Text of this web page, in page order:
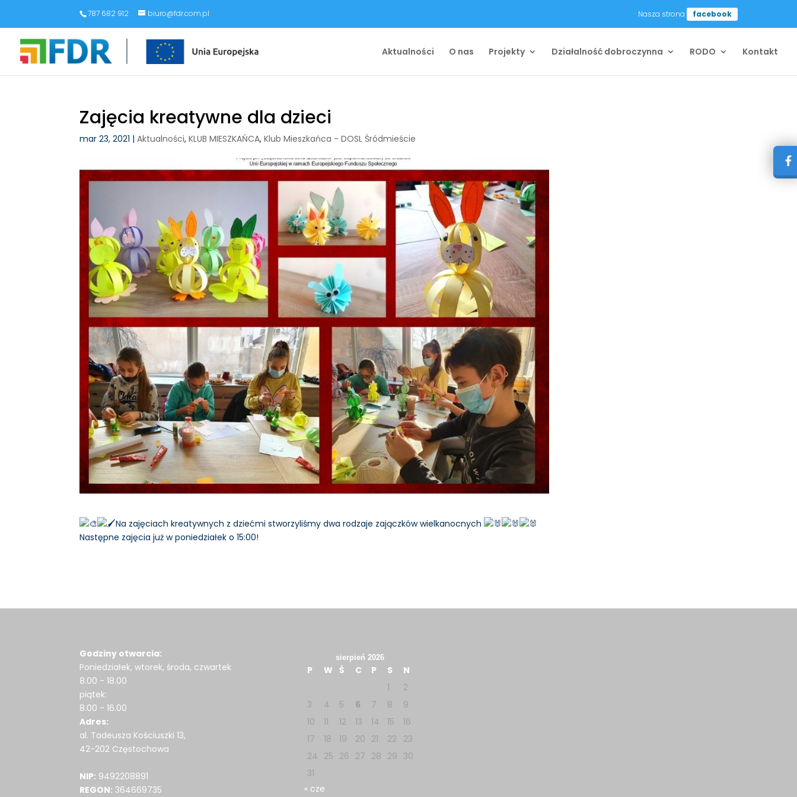
787 682 912 biuro@fdr.com.pl Nasza strona facebook
Aktualności O nas Projekty Działalność dobroczynna RODO Kontakt
Zajęcia kreatywne dla dzieci
mar 23, 2021 |Aktualności,KLUB MIESZKAŃCA,Klub Mieszkańca - DOSL Śródmieście
Na zajęciach kreatywnych z dziećmi stworzyliśmy dwa rodzaje zajączków wielkanocnych
Następne zajęcia już w poniedziałek o 15:00!
Godziny otwarcia:
Poniedziałek, wtorek, środa, czwartek
8.00 - 18.00
piątek:
8.00 - 16.00
Adres:
al. Tadeusza Kościuszki 13,
42-202 Częstochowa
NIP: 9492208891
REGON: 364669735
sierpień 2026
P W Ś C P S
N
1
2
3
4 5 6 7 8
9
10
11 12 13 14 15
16
17
18 19 20 21 22
23
24 25 26 27 28 29 30
31
« cze